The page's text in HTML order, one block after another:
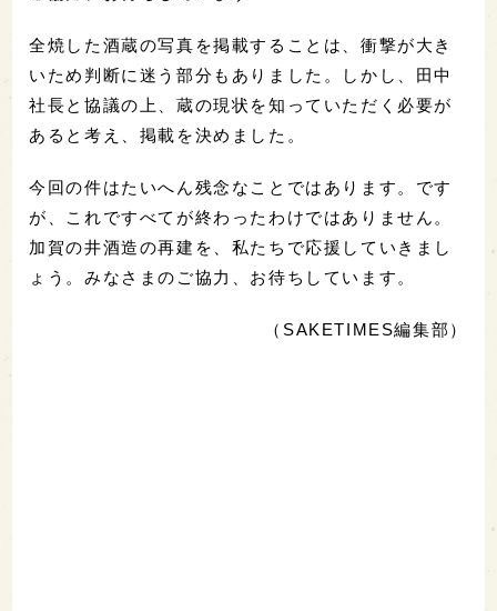
全焼した酒蔵の写真を掲載することは、衝撃が大き
いため判断に迷う部分もありました。しかし、田中
社長と協議の上、蔵の現状を知っていただく必要が
あると考え、掲載を決めました。
今回の件はたいへん残念なことではあります。です
が、これですべてが終わったわけではありません。
加賀の井酒造の再建を、私たちで応援していきまし
ょう。みなさまのご協力、お待ちしています。
（SAKETIMES編集部）